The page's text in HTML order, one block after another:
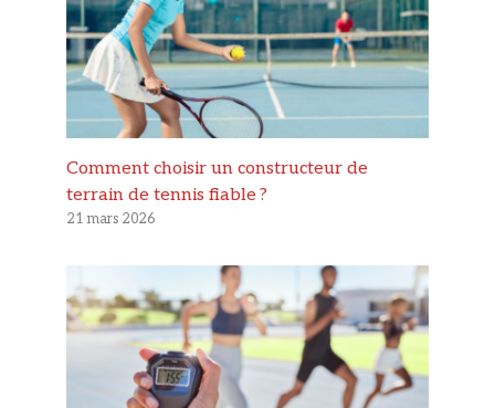
Comment choisir un constructeur de
terrain de tennis fiable ?
21 mars 2026